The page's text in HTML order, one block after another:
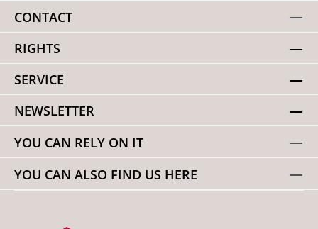
CONTACT
RIGHTS
SERVICE
NEWSLETTER
YOU CAN RELY ON IT
YOU CAN ALSO FIND US HERE